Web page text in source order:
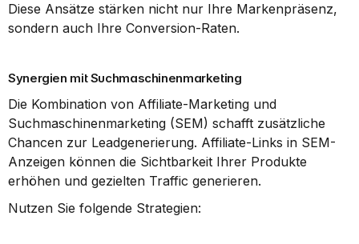
Diese Ansätze stärken nicht nur Ihre Markenpräsenz,
sondern auch Ihre Conversion-Raten.
Synergien mit Suchmaschinenmarketing
Die Kombination von Affiliate-Marketing und
Suchmaschinenmarketing (SEM) schafft zusätzliche
Chancen zur Leadgenerierung. Affiliate-Links in SEM-
Anzeigen können die Sichtbarkeit Ihrer Produkte
erhöhen und gezielten Traffic generieren.
Nutzen Sie folgende Strategien: